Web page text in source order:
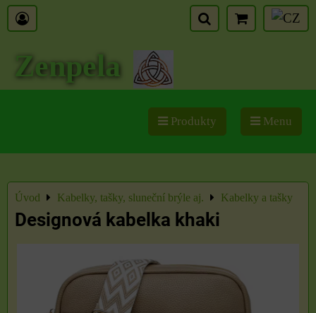
Zenpela
Produkty Menu
Úvod Kabelky, tašky, sluneční brýle aj. Kabelky a tašky
Designová kabelka khaki